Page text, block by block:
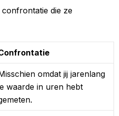
confrontatie die ze
omdat jij jarenlang
waarde in uren hebt